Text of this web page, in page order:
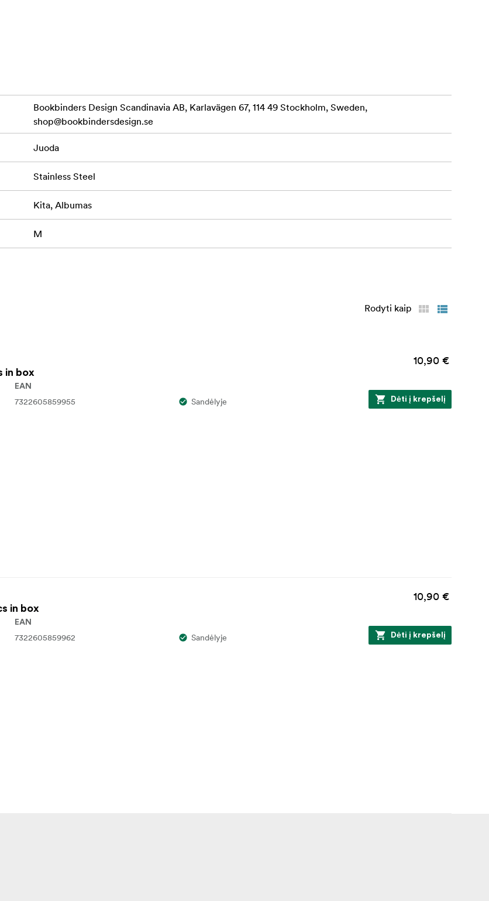
Bookbinders Design Scandinavia AB, Karlavägen 67, 114 49 Stockholm, Sweden,
shop@bookbindersdesign.se
Juoda
Stainless Steel
Kita, Albumas
M
Rodyti kaip
in box
10,90 €
EAN
7322605859955 Sandėlyje Dėti į krepšelį
in box
10,90 €
EAN
7322605859962 Sandėlyje Dėti į krepšelį